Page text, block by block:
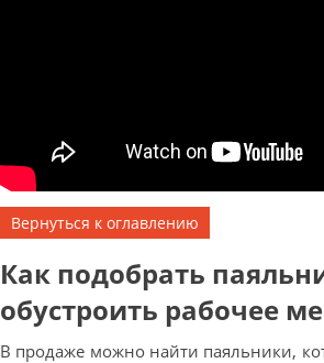
Вернуться к оглавлению
Как подобрать
обустроить рабочее
В продаже можно найти паяльники,